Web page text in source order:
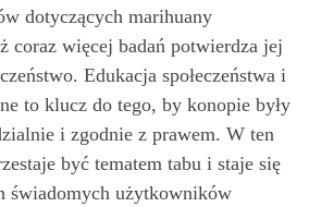
dotyczących marihuany
coraz więcej badań potwierdza jej
Edukacja społeczeństwa i
to klucz do tego, by konopie były
i zgodnie z prawem. W ten
być tematem tabu i staje się
świadomych użytkowników